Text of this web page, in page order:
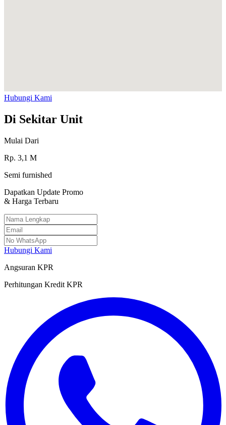
Hubungi Kami
Di Sekitar Unit
Mulai Dari
Rp. 3,1 M
Semi furnished
Dapatkan Update Promo
& Harga Terbaru
Hubungi Kami
Angsuran KPR
Perhitungan Kredit KPR